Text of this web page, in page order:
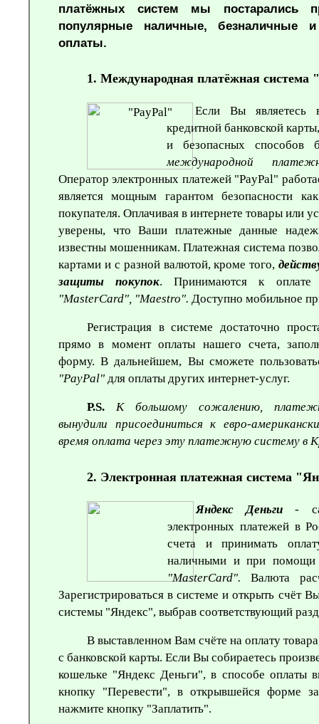
платёжных систем мы постарались
популярные наличные, безналичные
оплаты.
1. Международная платёжная система
Если Вы являетесь
кредитной банковской
и безопасных способов
международной
Оператор электронных платежей "PayPal"
является мощным гарантом безопасности
покупателя. Оплачивая в интернете товары или
уверены, что Ваши платежные данные
известны мошенникам. Платежная система
картами и с разной валютой, кроме того,
защиты покупок. Принимаются к оплате
"MasterCard", "Maestro". Доступно мобильное
Регистрация в системе достаточно
прямо в момент оплаты нашего счета,
форму. В дальнейшем, Вы сможете
"PayPal" для оплаты других интернет-услуг.
P.S.
К большому сожалению,
вынудили присоединиться к евро-
время оплата через эту платежную систему в
2. Электронная платежная система
Яндекс Деньги -
электронных платежей в
счета и принимать
наличными и при
"MasterCard". Валюта
Зарегистрироваться в системе и открыть счёт
системы "Яндекс", выбрав соответствующий
В выставленном Вам счёте на оплату
с банковской карты. Если Вы собираетесь
кошельке "Яндекс Деньги", в способе оплаты
кнопку "Перевести", в открывшейся форме
нажмите кнопку "Заплатить".